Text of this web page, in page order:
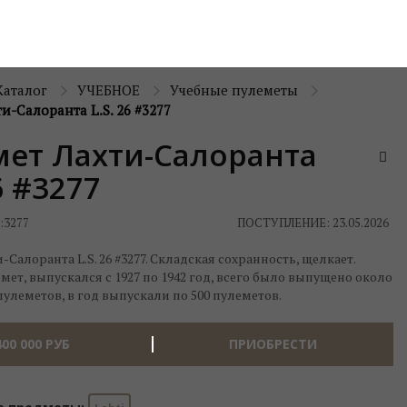
УЧЕБНОЕ
Учебные пулеметы
Салоранта L.S. 26 #3277
Лахти-Салоранта
#3277
3277 ПОСТУПЛЕНИЕ: 23.05.2026
L.S. 26 #3277. Складская сохранность, щелкает.
выпускался с 1927 по 1942 год, всего было выпущено около
в год выпускали по 500 пулеметов.
000 РУБ ПРИОБРЕСТИ